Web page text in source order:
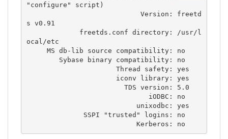
"configure" script)
s v0.91
ocal/etc
                           Kerberos: no